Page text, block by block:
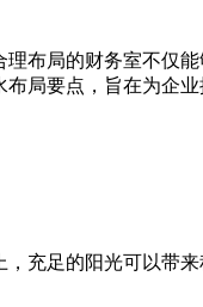
布局的财务室不仅
局要点，旨在为企
充足的阳光可以带